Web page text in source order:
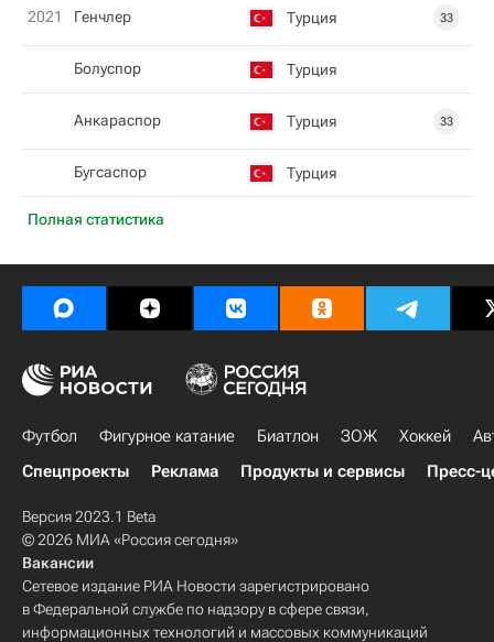
Полная статистика
2021 Генчлер Турция 33
Болуспор Турция
Анкараспор Турция 33
Бугсаспор Турция
Футбол Фигурное катание Биатлон ЗОЖ Хоккей
Спецпроекты
Реклама Продукты и сервисы Пресс-
Версия 2023.1 Beta
© 2026 МИА «Россия сегодня»
Вакансии
Сетевое издание РИА Новости зарегистрировано
в Федеральной службе по надзору в сфере связи,
информационных технологий и массовых коммуникаций